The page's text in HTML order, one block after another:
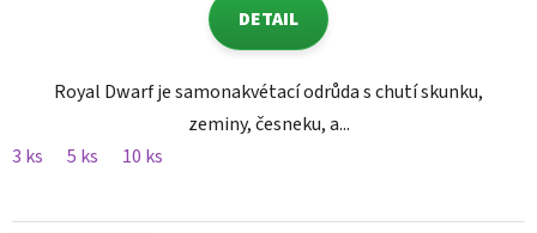
DETAIL
Royal Dwarf je samonakvétací odrůda s chutí skunku,
zeminy, česneku, a...
3 ks
5 ks 10 ks